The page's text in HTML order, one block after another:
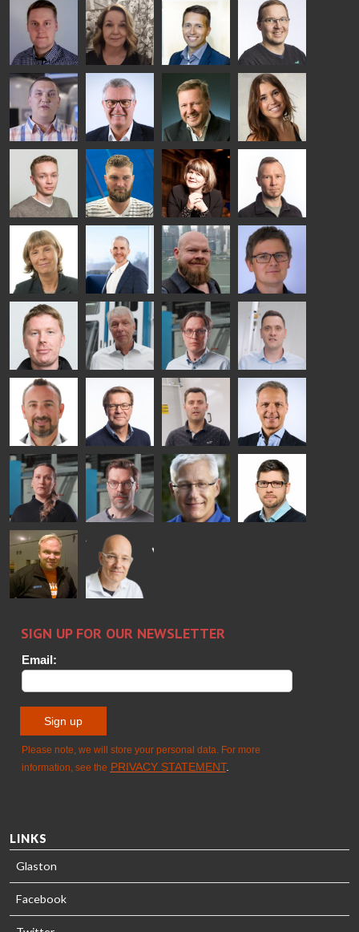
Riku Färm
HEAT
TREATMENT
SOLUTIONS
- GLASTON
Mari
Lehtinen
COMMUNICATIONS
- GLASTON
Miika
Äppelqvist
GLASS USE AND
ARCHITECTURE
- GLASTON
Antti
Aronen
GLASTON
Taneli
Ylinen
HEAT
TREATMENT
SOLUTIONS
- GLASTON
Uwe Risle
INSULATING
GLASS
TECHNOLOGY
- GLASTON
Mauri
Saksala
Mar
Garrido
Kalle
Kaijanen
Kuusela
GLASTON
Anna
Holmqvist
GLASTON
Jukka
Immonen
HEAT
TREATMENT
SOLUTIONS
- GLASTON
AgnetaS
COMMUNICATIONS
- GLASTON
Robert
Jenks
Pekka
Lyytikainen
Gennadi
Schadrin
GLASTON
Mikko
Rantala
Ralf
Wolter
Antti
Lehtokannas
Matthias
Fenske
Bertrand
Cazes
Simo
Salminen
GLASTON
FINLAND OY
Flavio
Martinho
Peter
Nischwitz
GLASTON
Alessa
Koskinen
Sakari
Palokangas
TREATMENT
- GLASTON
Timm
LINKS
Glaston
Facebook